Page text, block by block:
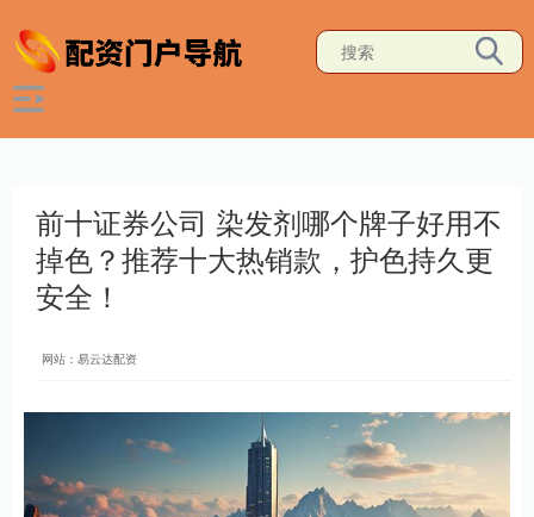
前十证券公司 染发剂哪个牌子好用不
掉色？推荐十大热销款，护色持久更
安全！
网站：易云达配资